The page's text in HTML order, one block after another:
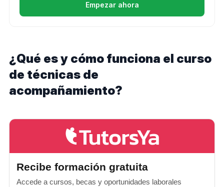
Empezar ahora
¿Qué es y cómo funciona el curso
de técnicas de
acompañamiento?
Recibe formación gratuita
Accede a cursos, becas y oportunidades laborales